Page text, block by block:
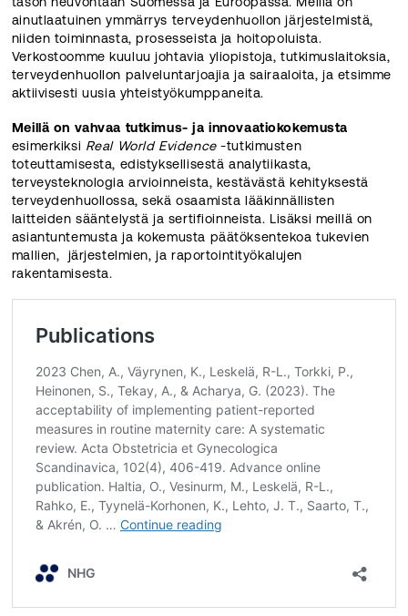
ainutlaatuinen ymmärrys terveydenhuollon järjestelmistä,
niiden toiminnasta, prosesseista ja hoitopoluista.
Verkostoomme kuuluu johtavia yliopistoja, tutkimuslaitoksia,
terveydenhuollon palveluntarjoajia ja sairaaloita, ja etsimme
aktiivisesti uusia yhteistyökumppaneita.
Meillä on vahvaa tutkimus- ja innovaatiokokemusta
esimerkiksi Real World Evidence-tutkimusten
toteuttamisesta, edistyksellisestä analytiikasta,
terveysteknologia arvioinneista, kestävästä kehityksestä
terveydenhuollossa, sekä osaamista lääkinnällisten
laitteiden sääntelystä ja sertifioinneista. Lisäksi meillä on
asiantuntemusta ja kokemusta päätöksentekoa tukevien
mallien, järjestelmien, ja raportointityökalujen
rakentamisesta.